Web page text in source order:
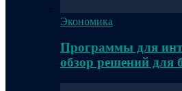
Экономика
Программы для
обзор решений для